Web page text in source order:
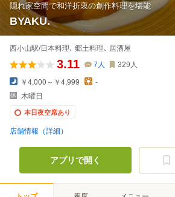
隠れ家空間で和洋折衷の創作料理を堪能
BYAKU.
西小山駅/日本料理､ 郷土料理､ 居酒屋
3.11 7 人 329 人
￥4,000～￥4,999
-
木曜日
本日夜空席あり
店舗情報（詳細）
アプリで開く